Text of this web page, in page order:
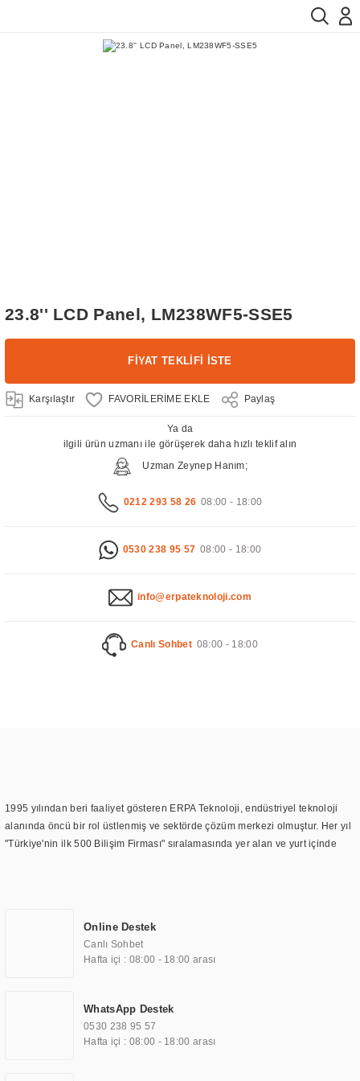
23.8'' LCD Panel, LM238WF5-SSE5
FİYAT TEKLİFİ İSTE
Karşılaştır Paylaş
Ya da
ilgili ürün uzmanı ile görüşerek daha hızlı teklif alın
Uzman Zeynep Hanım;
0212 293 58 26 08:00 - 18:00
0530 238 95 57 08:00 - 18:00
info@erpateknoloji.com
Canlı Sohbet 08:00 - 18:00
1995 yılından beri faaliyet gösteren ERPA Teknoloji, endüstriyel teknoloji
alanında öncü bir rol üstlenmiş ve sektörde çözüm merkezi olmuştur. Her yıl
"Türkiye'nin ilk 500 Bilişim Firması" sıralamasında yer alan ve yurt içinde
TOCHI markası altında kendi ürettiği ürünlerde kullanmıştır. Günümüzde
TOCHI; videowall, digital signage, kiosk, totem, akıllı durak ekranı, araç içi
ekran, asansör ekranı, digital menüboard, marin ekran, medikal ekran,
ekranları, endüstriyel ekranlar, kapı önü bilgi ekranları, panel PC,
endüstriyel Panel PC, mini PC, endüstriyel mini PC ve akıllı bina sistemleri
gibi çözümleri 4.5" ile 110” boyutları arasında üretebilirken, ayrıca standart
Online Destek
Canlı Sohbet
Hafta içi : 08:00 - 18:00 arası
WhatsApp Destek
0530 238 95 57
Hafta içi : 08:00 - 18:00 arası